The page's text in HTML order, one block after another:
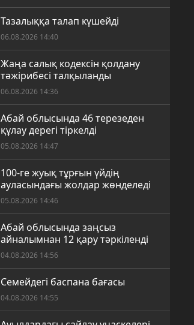
Тазалыққа талап күшейді
06.08.2026 14:40
Жаңа салық кодексін қолдану
тәжірибесі талқыланды
06.08.2026 14:36
Абай облысында 46 терезеден
құлау дерегі тіркелді
05.08.2026 14:47
100-ге жуық тұрғын үйдің
ауласындағы жолдар жөнделеді
05.08.2026 14:46
Абай облысында заңсыз
айналымнан 12 қару тәркіленді
04.08.2026 14:56
Семейдегі баспана бағасы
04.08.2026 14:55